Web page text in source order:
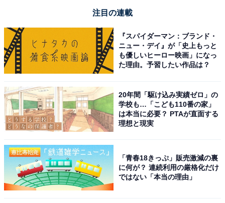
ゴディバ チョコレートアイスバー ミルクチョコレートキャラメルアップル
なお、2015年に人気を博した「ゴディバ チョコレートア
イスバー ダブルチョコレート」も、ゴディバショップ・
ゴディバ専門店で11月1日（火）から販売。全国のセブ
ン-イレブンでも、今冬発売予定だ。
注目の連載
『スパイダーマン：ブランド・
ニュー・デイ』が「史上もっと
も優しいヒーロー映画」になっ
た理由。予習したい作品は？
20年間「駆け込み実績ゼロ」の
学校も…「こども110番の家」
は本当に必要？ PTAが直面する
理想と現実
「青春18きっぷ」販売激減の裏
に何が？ 連続利用の厳格化だけ
ではない「本当の理由」